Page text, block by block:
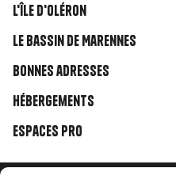
Liens
rubriques
L'île d'Oléron
Le Bassin de Marennes
Bonnes adresses
Hébergements
Espaces Pro